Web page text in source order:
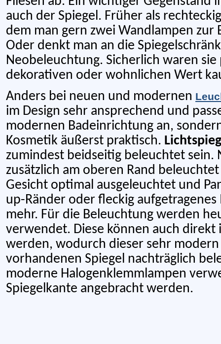
auch der Spiegel. Früher als
dem man gern zwei Wandlampen zur
Oder denkt man an die
Neobeleuchtung. Sicherlich waren
dekorativen oder wohnlichen Wert
Anders bei neuen und modernen
im Design sehr ansprechend und
modernen Badeinrichtung an,
Kosmetik äußerst praktisch.
zumindest beidseitig beleuchtet sein.
zusätzlich am oberen Rand
Gesicht optimal ausgeleuchtet und
up-Ränder oder fleckig
mehr. Für die Beleuchtung werden
verwendet. Diese können auch direkt
werden, wodurch dieser sehr
vorhandenen Spiegel nachträglich
moderne Halogenklemmlampen
Spiegelkante angebracht werden.